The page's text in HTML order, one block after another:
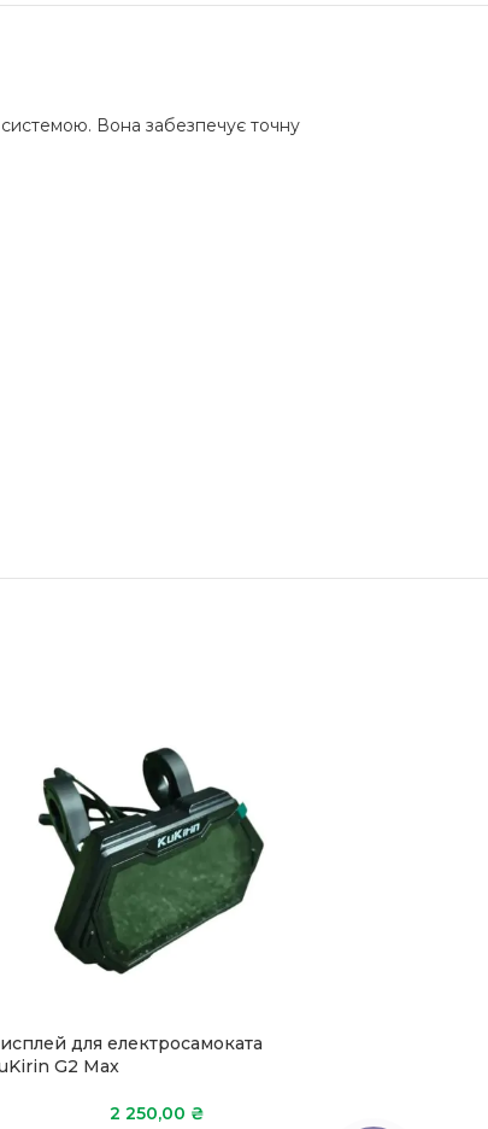
Вона забезпечує точну
для електросамоката
G2 Max
2 250,00 ₴